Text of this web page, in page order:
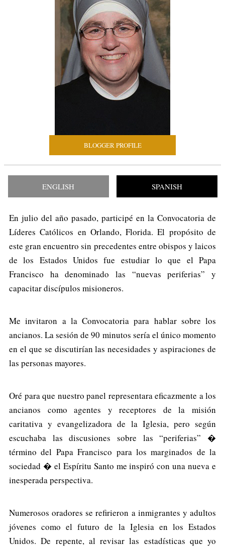
BLOGGER PROFILE
ENGLISH SPANISH
En julio del año pasado, participé en la Convocatoria de
Líderes Católicos en Orlando, Florida. El propósito de
este gran encuentro sin precedentes entre obispos y laicos
de los Estados Unidos fue estudiar lo que el Papa
Francisco ha denominado las “nuevas periferias” y
capacitar discípulos misioneros.
Me invitaron a la Convocatoria para hablar sobre los
ancianos. La sesión de 90 minutos sería el único momento
en el que se discutirían las necesidades y aspiraciones de
las personas mayores.
Oré para que nuestro panel representara eficazmente a los
ancianos como agentes y receptores de la misión
caritativa y evangelizadora de la Iglesia, pero según
escuchaba las discusiones sobre las “periferias” �
término del Papa Francisco para los marginados de la
sociedad � el Espíritu Santo me inspiró con una nueva e
inesperada perspectiva.
Numerosos oradores se refirieron a inmigrantes y adultos
jóvenes como el futuro de la Iglesia en los Estados
Unidos. De repente, al revisar las estadísticas que yo